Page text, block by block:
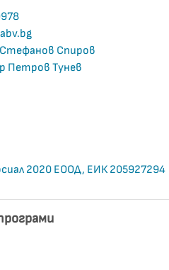
Спиров
Петров Тунев
2020 ЕООД, ЕИК 205927294